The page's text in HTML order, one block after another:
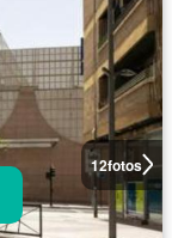
12fotos